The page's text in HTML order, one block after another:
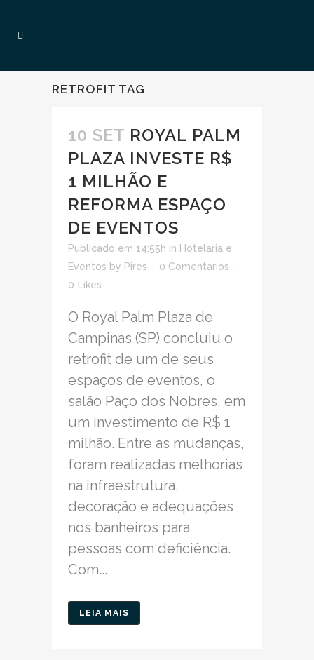
RETROFIT TAG
10 SET ROYAL PALM
PLAZA INVESTE R$
1 MILHÃO E
REFORMA ESPAÇO
DE EVENTOS
Publicado em 14:55h in Hotelaria e
Eventos by Pires
0 Comentários
0
Likes
O Royal Palm Plaza de
Campinas (SP) concluiu o
retrofit de um de seus
espaços de eventos, o
salão Paço dos Nobres, em
um investimento de R$ 1
milhão. Entre as mudanças,
foram realizadas melhorias
na infraestrutura,
decoração e adequações
nos banheiros para
pessoas com deficiência.
Com...
LEIA MAIS